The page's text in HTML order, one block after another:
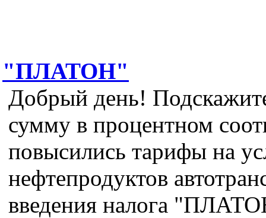
"ПЛАТОН"
Добрый день!
сумму в процентном
повысились тарифы на
нефтепродуктов
введения налога